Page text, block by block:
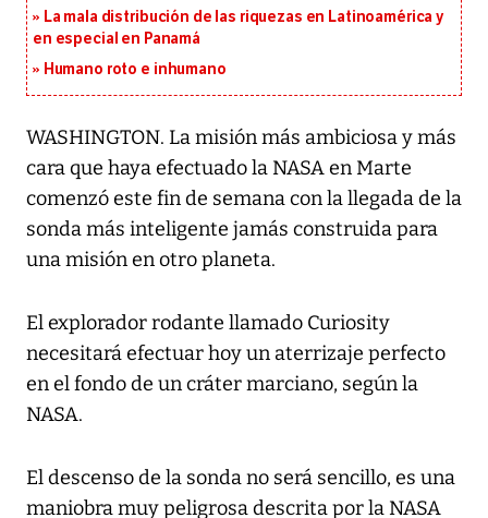
La mala distribución de las riquezas en Latinoamérica y
en especial en Panamá
Humano roto e inhumano
WASHINGTON. La misión más ambiciosa y más
cara que haya efectuado la NASA en Marte
comenzó este fin de semana con la llegada de la
sonda más inteligente jamás construida para
una misión en otro planeta.
El explorador rodante llamado Curiosity
necesitará efectuar hoy un aterrizaje perfecto
en el fondo de un cráter marciano, según la
NASA.
El descenso de la sonda no será sencillo, es una
maniobra muy peligrosa descrita por la NASA